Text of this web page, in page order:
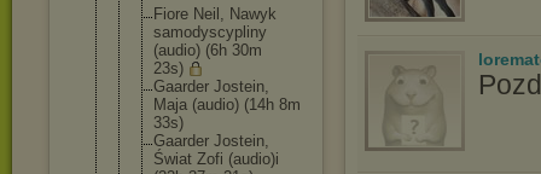
Fiore Neil, Nawyk
samodyscypl iny
(audio) (6h 30m
23s)
Gaarder Jostein,
Maja (audio) (14h 8m
33s)
Gaarder Jostein,
Świat Zofi (audio)i